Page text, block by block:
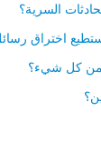
السرية؟
اختراق
من كل شيء؟